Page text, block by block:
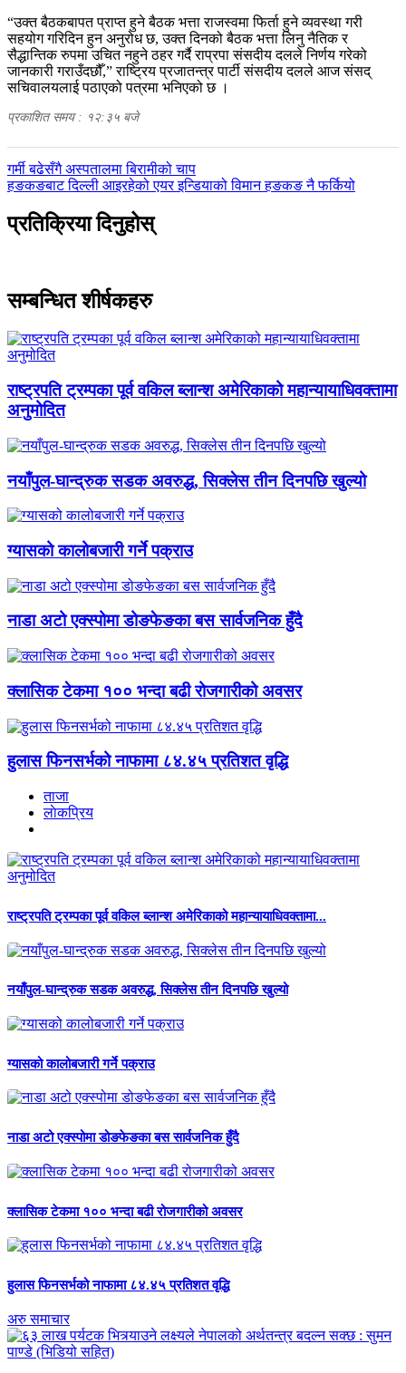
“उक्त बैठकबापत प्राप्त हुने बैठक भत्ता राजस्वमा फिर्ता हुने व्यवस्था गरी
सहयोग गरिदिन हुन अनुरोध छ, उक्त दिनको बैठक भत्ता लिनु नैतिक र
सैद्धान्तिक रुपमा उचित नहुने ठहर गर्दै राप्रपा संसदीय दलले निर्णय गरेको
जानकारी गराउँदछौँ,” राष्ट्रिय प्रजातन्त्र पार्टी संसदीय दलले आज संसद्
सचिवालयलाई पठाएको पत्रमा भनिएको छ ।
प्रकाशित समय : १२:३५ बजे
पछिल्लाे
-
गर्मी बढेसँगै अस्पतालमा बिरामीको चाप
अघिल्लाे
हङकङबाट दिल्ली आइरहेको एयर इन्डियाको विमान हङकङ नै फर्कियो
प्रतिक्रिया दिनुहोस्
सम्बन्धित शीर्षकहरु
राष्ट्रपति ट्रम्पका पूर्व वकिल ब्लान्श अमेरिकाको महान्यायाधिवक्तामा
अनुमोदित
नयाँपुल-घान्द्रुक सडक अवरुद्ध, सिक्लेस तीन दिनपछि खुल्यो
ग्यासको कालोबजारी गर्ने पक्राउ
नाडा अटो एक्स्पोमा डोङफेङका बस सार्वजनिक हुँदै
क्लासिक टेकमा १०० भन्दा बढी रोजगारीको अवसर
हुलास फिनसर्भको नाफामा ८४.४५ प्रतिशत वृद्धि
ताजा
लाेकप्रिय
राष्ट्रपति ट्रम्पका पूर्व वकिल ब्लान्श अमेरिकाको महान्यायाधिवक्तामा...
नयाँपुल-घान्द्रुक सडक अवरुद्ध, सिक्लेस तीन दिनपछि खुल्यो
ग्यासको कालोबजारी गर्ने पक्राउ
नाडा अटो एक्स्पोमा डोङफेङका बस सार्वजनिक हुँदै
क्लासिक टेकमा १०० भन्दा बढी रोजगारीको अवसर
हुलास फिनसर्भको नाफामा ८४.४५ प्रतिशत वृद्धि
अरु समाचार